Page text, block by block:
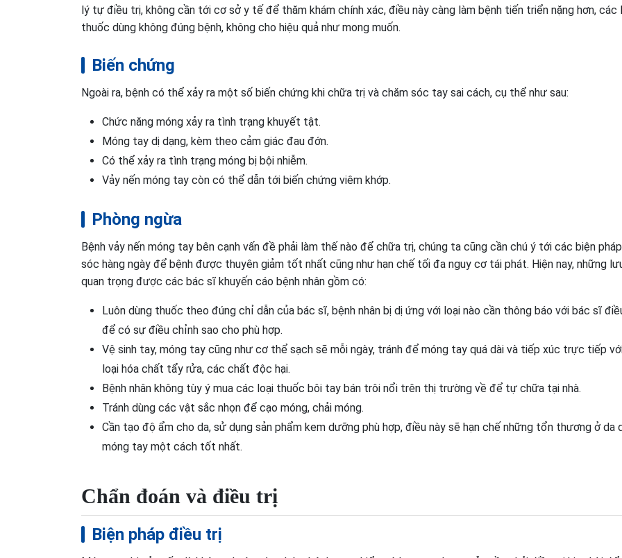
lý tự điều trị, không cần tới cơ sở y tế để thăm khám chính xác, điều này càng làm bệnh tiến triển nặng hơn, các
thuốc dùng không đúng bệnh, không cho hiệu quả như mong muốn.
Biến chứng
Ngoài ra, bệnh có thể xảy ra một số biến chứng khi chữa trị và chăm sóc tay sai cách, cụ thể như sau:
Chức năng móng xảy ra tình trạng khuyết tật.
Móng tay dị dạng, kèm theo cảm giác đau đớn.
Có thể xảy ra tình trạng móng bị bội nhiễm.
Vảy nến móng tay còn có thể dẫn tới biến chứng viêm khớp.
Phòng ngừa
Bệnh vảy nến móng tay bên cạnh vấn đề phải làm thế nào để chữa trị, chúng ta cũng cần chú ý tới các biện
sóc hàng ngày để bệnh được thuyên giảm tốt nhất cũng như hạn chế tối đa nguy cơ tái phát. Hiện nay, những
quan trọng được các bác sĩ khuyến cáo bệnh nhân gồm có:
Luôn dùng thuốc theo đúng chỉ dẫn của bác sĩ, bệnh nhân bị dị ứng với loại nào cần thông báo với bác sĩ
để có sự điều chỉnh sao cho phù hợp.
Vệ sinh tay, móng tay cũng như cơ thể sạch sẽ mỗi ngày, tránh để móng tay quá dài và tiếp xúc trực tiếp
loại hóa chất tẩy rửa, các chất độc hại.
Bệnh nhân không tùy ý mua các loại thuốc bôi tay bán trôi nổi trên thị trường về để tự chữa tại nhà.
Tránh dùng các vật sắc nhọn để cạo móng, chải móng.
Cần tạo độ ẩm cho da, sử dụng sản phẩm kem dưỡng phù hợp, điều này sẽ hạn chế những tổn thương ở da
móng tay một cách tốt nhất.
Chẩn đoán và điều trị
Biện pháp điều trị